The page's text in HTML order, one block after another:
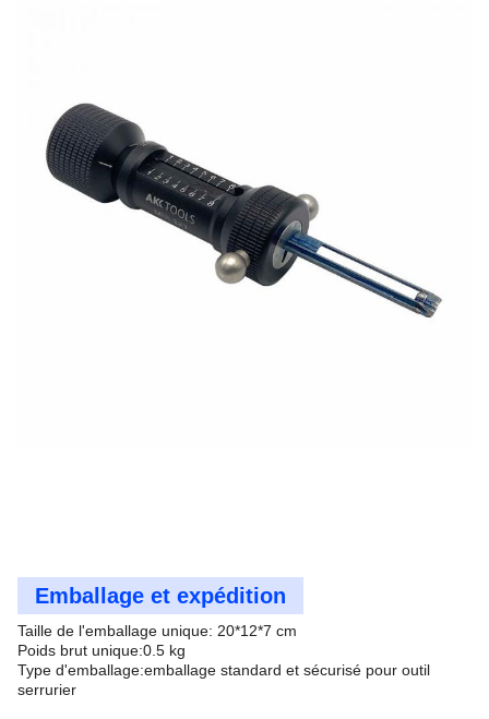
Emballage et expédition
Taille de l'emballage unique: 20*12*7 cm
Poids brut unique:0.5 kg
Type d'emballage:emballage standard et sécurisé pour outil
serrurier